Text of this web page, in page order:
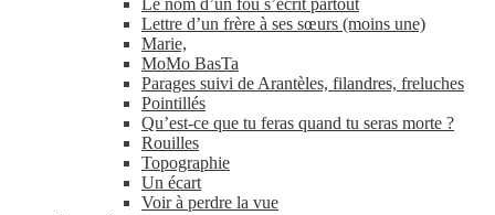
Le nom d’un fou s’écrit partout
Lettre d’un frère à ses sœurs (moins une)
Marie,
MoMo BasTa
Parages suivi de Arantèles, filandres, freluches
Pointillés
Qu’est-ce que tu feras quand tu seras morte ?
Rouilles
Topographie
Un écart
Voir à perdre la vue